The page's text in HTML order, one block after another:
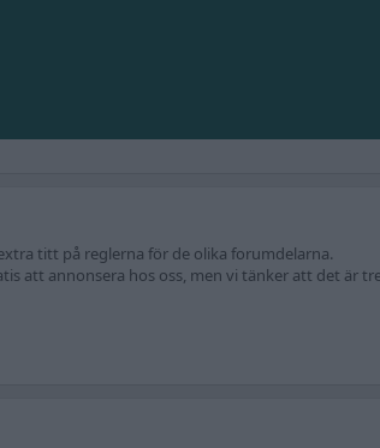
titt på reglerna för de olika forumdelarna.
att annonsera hos oss, men vi tänker att det är